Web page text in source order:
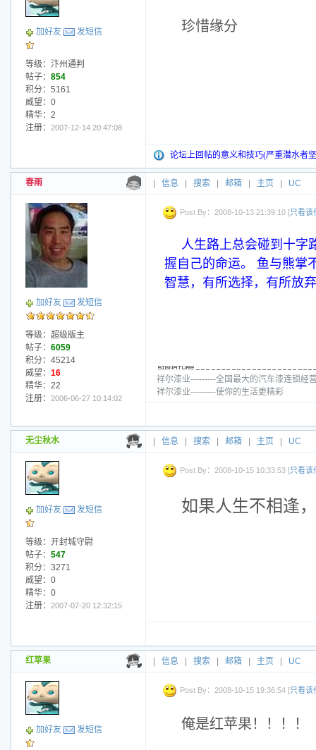
加好友 发短信
等级：汴州通判
帖子： 854
积分：5161
威望：0
精华：2
注册： 2007-12-14 20:47:08
珍惜缘分
论坛上回帖的意义和技巧(严重潜水者
春雨 信息 搜索 邮箱 主页 UC
加好友 发短信
等级：超级版主
帖子： 6059
积分：45214
威望： 16
精华：22
注册： 2006-06-27 10:14:02
Post By：2008-10-13 21:39:10 [只看该
人生路上总会碰到十字
握自己的命运。 鱼与熊掌
智慧，有所选择，有所放
祥尔漆业---------全国最大的汽车漆连锁经
祥尔漆业---------使你的生活更精彩
无尘秋水 信息 搜索 邮箱 主页 UC
加好友 发短信
等级：开封城守尉
帖子： 547
积分：3271
威望：0
精华：0
注册： 2007-07-20 12:32:15
Post By：2008-10-15 10:33:53 [只看该
如果人生不相逢
红苹果 信息 搜索 邮箱 主页 UC
加好友 发短信
Post By：2008-10-15 19:36:54 [只看该
俺是红苹果！！！！